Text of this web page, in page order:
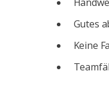
Gutes
Keine